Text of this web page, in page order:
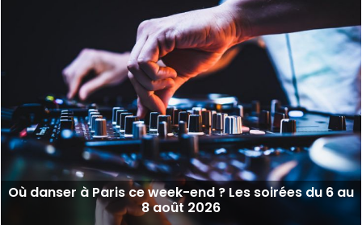
Où danser à Paris ce week-end ? Les soirées du 6 au
8 août 2026